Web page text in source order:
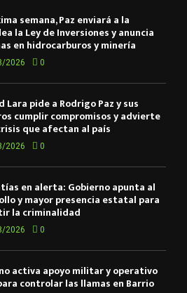
semana, Paz enviará a la
la Ley de Inversiones y anuncia
en hidrocarburos y minería
2026 0
Lara pide a Rodrigo Paz y sus
cumplir compromisos y advierte
que afectan al país
2026 0
en alerta: Gobierno apunta al
y mayor presencia estatal para
la criminalidad
2026 0
activa apoyo militar y operativo
controlar las llamas en Barrio